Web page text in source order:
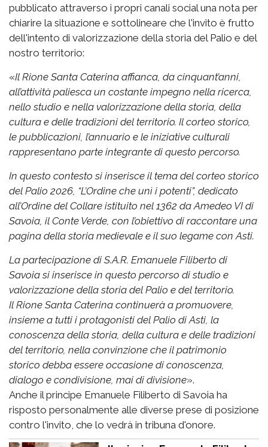
pubblicato attraverso i propri canali social una nota per
chiarire la situazione e sottolineare che l'invito è frutto
dell'intento di valorizzazione della storia del Palio e del
nostro territorio:
«Il Rione Santa Caterina affianca, da cinquant’anni,
all’attività paliesca un costante impegno nella ricerca,
nello studio e nella valorizzazione della storia, della
cultura e delle tradizioni del territorio. Il corteo storico,
le pubblicazioni, l’annuario e le iniziative culturali
rappresentano parte integrante di questo percorso.
In questo contesto si inserisce il tema del corteo storico
del Palio 2026, “L’Ordine che unì i potenti”, dedicato
all’Ordine del Collare istituito nel 1362 da Amedeo VI di
Savoia, il Conte Verde, con l’obiettivo di raccontare una
pagina della storia medievale e il suo legame con Asti.
La partecipazione di S.A.R. Emanuele Filiberto di
Savoia si inserisce in questo percorso di studio e
valorizzazione della storia del Palio e del territorio.
Il Rione Santa Caterina continuerà a promuovere,
insieme a tutti i protagonisti del Palio di Asti, la
conoscenza della storia, della cultura e delle tradizioni
del territorio, nella convinzione che il patrimonio
storico debba essere occasione di conoscenza,
dialogo e condivisione, mai di divisione».
Anche il principe Emanuele Filiberto di Savoia ha
risposto personalmente alle diverse prese di posizione
contro l'invito, che lo vedrà in tribuna d'onore.